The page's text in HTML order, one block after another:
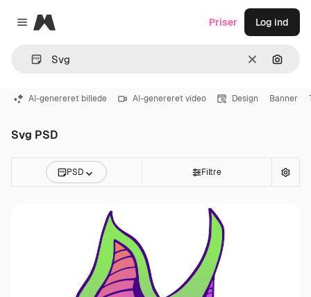
Close menu
Magnific
Klar Søg
Priser Log ind
AI-genereret billede AI-genereret video Design Banner
Svg PSD
PSD Filtre